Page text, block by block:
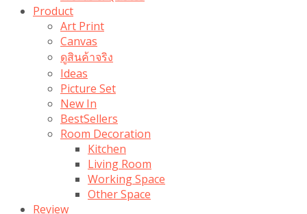
Product
Art Print
Canvas
ดูสินค้าจริง
Ideas
Picture Set
New In
BestSellers
Room Decoration
Kitchen
Living Room
Working Space
Other Space
Review